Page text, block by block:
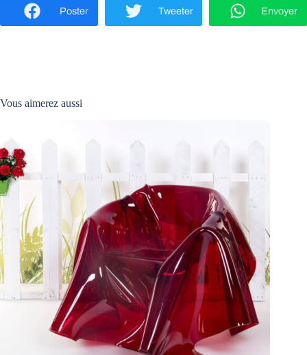
Poster Tweeter Envoyer
Vous aimerez aussi